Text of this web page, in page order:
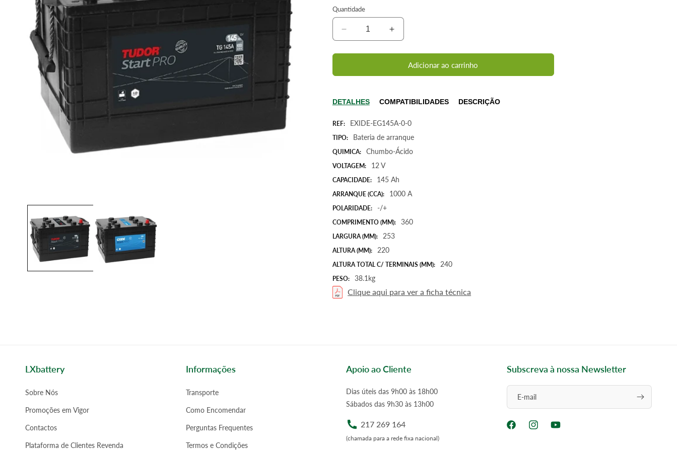
Quantidade
Diminuir
a
quantidade
Bateria
camião
12V
145Ah
1000A
Exide
Tudor
PRO
EG145A
TG145A
Aumentar
a
quantidade
Bateria
camião
12V
145Ah
1000A
Exide
Tudor
EG145A
TG145A
Adicionar ao carrinho
DETALHES COMPATIBILIDADES DESCRIÇÃO
REF: EXIDE-EG145A-0-0
TIPO: Bateria de arranque
QUIMICA: Chumbo-Ácido
VOLTAGEM: 12 V
CAPACIDADE: 145 Ah
ARRANQUE (CCA): 1000 A
POLARIDADE: -/+
COMPRIMENTO (MM): 360
LARGURA (MM): 253
ALTURA (MM): 220
ALTURA TOTAL C/ TERMINAIS (MM): 240
PESO: 38.1kg
Clique aqui para ver a ficha técnica
LXbattery
Sobre Nós
Promoções em Vigor
Contactos
Plataforma de Clientes Revenda
Informações
Transporte
Como Encomendar
Perguntas Frequentes
Termos e Condições
Apoio ao Cliente
Dias úteis das 9h00 às 18h00
Sábados das 9h30 às 13h00
217 269 164
(chamada para a rede fixa nacional)
Subscreva à nossa Newsletter
E-mail
FacebookInstagramYouTube